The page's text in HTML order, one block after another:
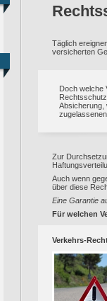
Täglich
versicherten
Doch welche
Absicherung,
Zur
Auch wenn
über diese
Eine Garantie
Für welchen
Verkehrs-